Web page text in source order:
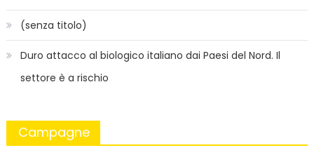
(senza titolo)
Duro attacco al biologico italiano dai Paesi del Nord. Il
settore è a rischio
Campagne